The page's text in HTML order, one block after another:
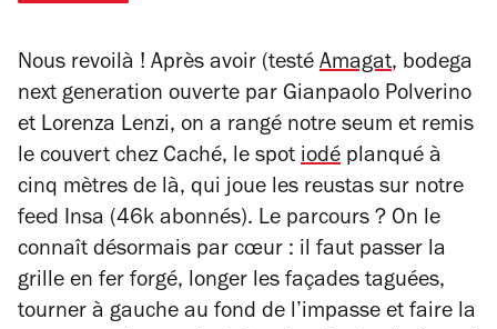
Nous revoilà ! Après avoir (testé Amagat, bodega
next generation ouverte par Gianpaolo Polverino
et Lorenza Lenzi, on a rangé notre seum et remis
le couvert chez Caché, le spot iodé planqué à
cinq mètres de là, qui joue les reustas sur notre
feed Insa (46k abonnés). Le parcours ? On le
connaît désormais par cœur : il faut passer la
grille en fer forgé, longer les façades taguées,
tourner à gauche au fond de l’impasse et faire la